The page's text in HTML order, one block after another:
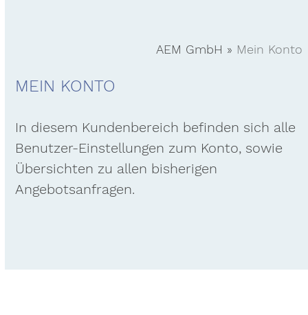
AEM GmbH » Mein Konto
MEIN KONTO
In diesem Kundenbereich befinden sich alle
Benutzer-Einstellungen zum Konto, sowie
Übersichten zu allen bisherigen
Angebotsanfragen.